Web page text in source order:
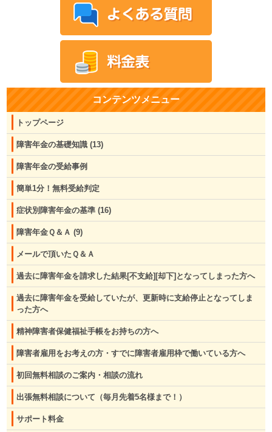
コンテンツメニュー
トップページ
障害年金の基礎知識 (13)
障害年金の受給事例
簡単1分！無料受給判定
症状別障害年金の基準 (16)
障害年金Ｑ＆Ａ (9)
メールで頂いたＱ＆Ａ
過去に障害年金を請求した結果[不支給][却下]となってしまった方へ
過去に障害年金を受給していたが、更新時に支給停止となってしま
った方へ
精神障害者保健福祉手帳をお持ちの方へ
障害者雇用をお考えの方・すでに障害者雇用枠で働いている方へ
初回無料相談のご案内・相談の流れ
出張無料相談について（毎月先着5名様まで！）
サポート料金